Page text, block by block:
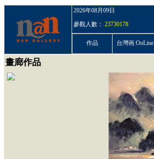
2026年08月09日
參觀人數： 23730178
作品 台灣画 OnLine
畫廊作品